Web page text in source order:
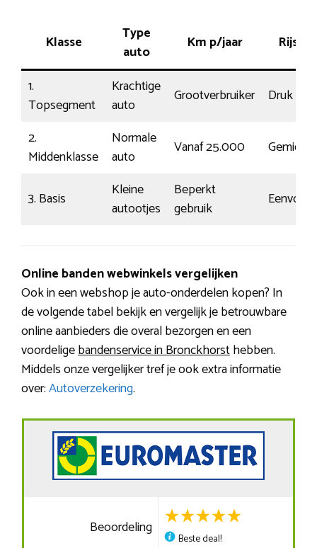
Klasse
Type
auto
Km p/jaar Rijstijl
1.
Topsegment
Krachtige
auto
Grootverbruiker
Druk
2.
Middenklasse
Normale
auto
Vanaf 25.000
3. Basis
Kleine
autootjes
Beperkt
gebruik
Online banden webwinkels vergelijken
Ook in een webshop je auto-onderdelen kopen? In
de volgende tabel bekijk en vergelijk je betrouwbare
online aanbieders die overal bezorgen en een
voordeligebandenservice in Bronckhorsthebben.
Middels onze vergelijker tref je ook extra informatie
over:Autoverzekering.
Beoordeling
Beste deal!